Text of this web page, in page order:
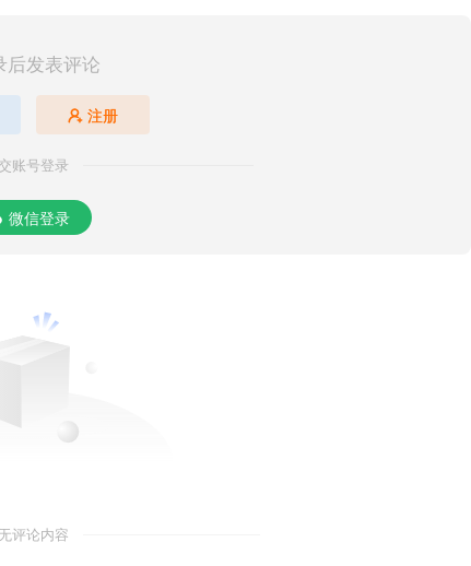
后发表评论
注册
账号登录
微信登录
评论内容